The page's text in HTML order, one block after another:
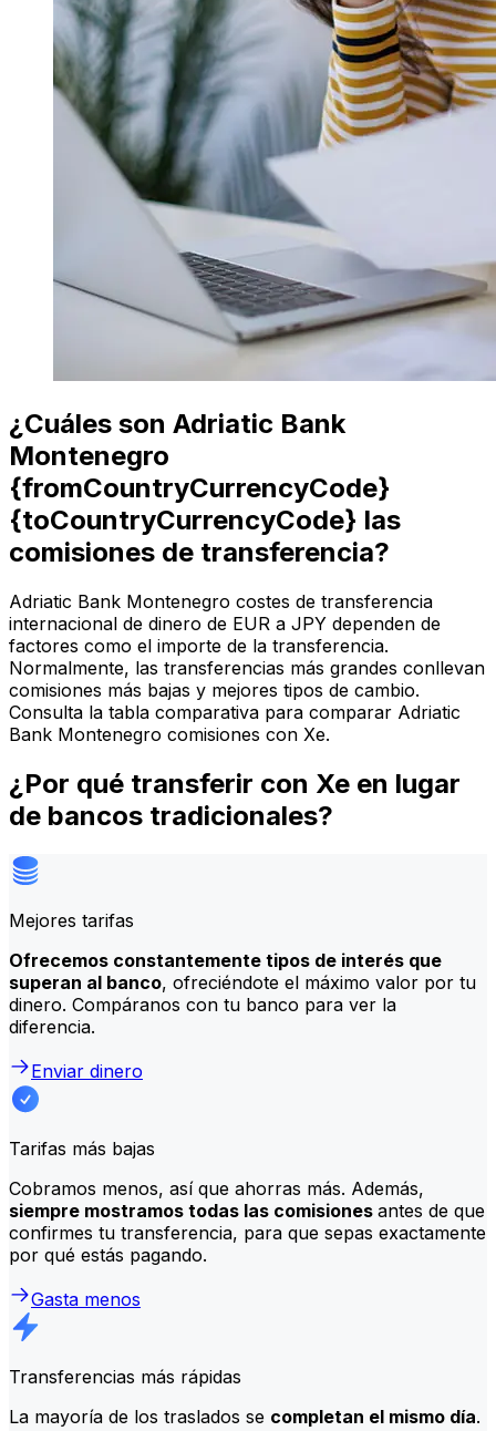
¿Cuáles son Adriatic Bank
Montenegro
{fromCountryCurrencyCode}
{toCountryCurrencyCode} las
comisiones de transferencia?
Adriatic Bank Montenegro costes de transferencia
internacional de dinero de EUR a JPY dependen de
factores como el importe de la transferencia.
Normalmente, las transferencias más grandes conllevan
comisiones más bajas y mejores tipos de cambio.
Consulta la tabla comparativa para comparar Adriatic
Bank Montenegro comisiones con Xe.
¿Por qué transferir con Xe en lugar
de bancos tradicionales?
Mejores tarifas
Ofrecemos constantemente tipos de interés que
superan al banco, ofreciéndote el máximo valor por tu
dinero. Compáranos con tu banco para ver la
diferencia.
Enviar dinero
Tarifas más bajas
Cobramos menos, así que ahorras más. Además,
siempre mostramos todas las comisiones antes de que
confirmes tu transferencia, para que sepas exactamente
por qué estás pagando.
Gasta menos
Transferencias más rápidas
La mayoría de los traslados se completan el mismo día.